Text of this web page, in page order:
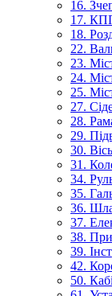
16.
17.
18.
22.
23.
24.
25.
27.
28.
29.
30.
31.
34.
35.
36.
37.
38.
39.
42.
50.